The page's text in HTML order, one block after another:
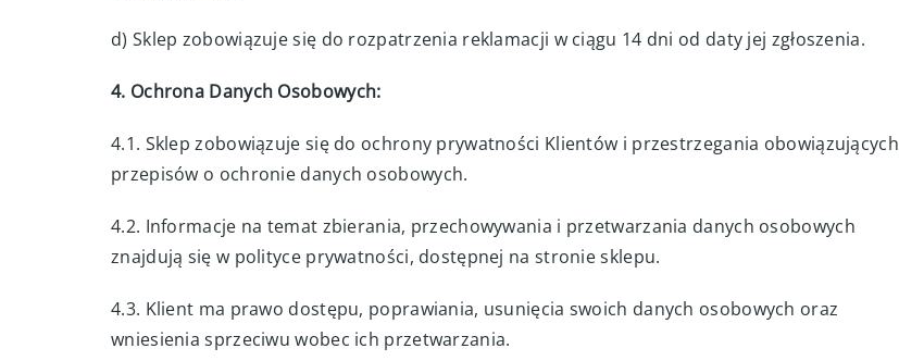
d) Sklep zobowiązuje się do rozpatrzenia reklamacji w ciągu 14 dni od daty jej zgłoszenia.
4. Ochrona Danych Osobowych:
4.1. Sklep zobowiązuje się do ochrony prywatności Klientów i przestrzegania obowiązujących
przepisów o ochronie danych osobowych.
4.2. Informacje na temat zbierania, przechowywania i przetwarzania danych osobowych
znajdują się w polityce prywatności, dostępnej na stronie sklepu.
4.3. Klient ma prawo dostępu, poprawiania, usunięcia swoich danych osobowych oraz
wniesienia sprzeciwu wobec ich przetwarzania.